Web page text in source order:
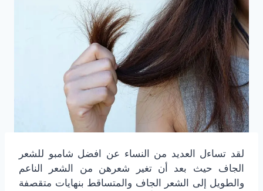
لقد تساءل العديد من النساء عن افضل شامبو للشعر
الجاف حيث بعد أن تغير شعرهن من الشعر الناعم
والطويل إلى الشعر الجاف والمتساقط بنهايات متقصفة